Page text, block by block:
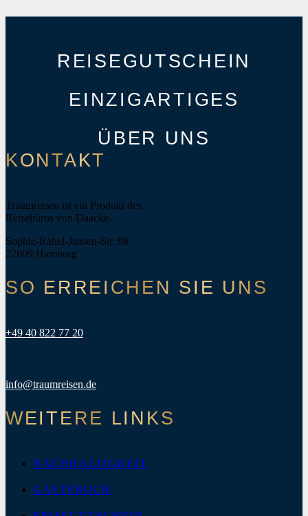
REISEGUTSCHEIN
EINZIGARTIGES
ÜBER UNS
KONTAKT
Traumreisen ist ein Produkt des
Reisebüros von Daacke.
Sophie-Rahel-Jansen-Str. 98
22609 Hamburg
SO ERREICHEN SIE UNS
+49 40 822 77 20
info@traumreisen.de
WEITERE LINKS
NACHHALTIGKEIT
GÄSTEBUCH